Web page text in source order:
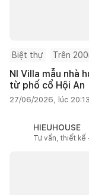
Biệt thự Trên
NI Villa mẫu nhà
từ phố cổ Hội An
27/06/2026, lúc 20:13
HIEUHOUSE
Tư vấn, thiết